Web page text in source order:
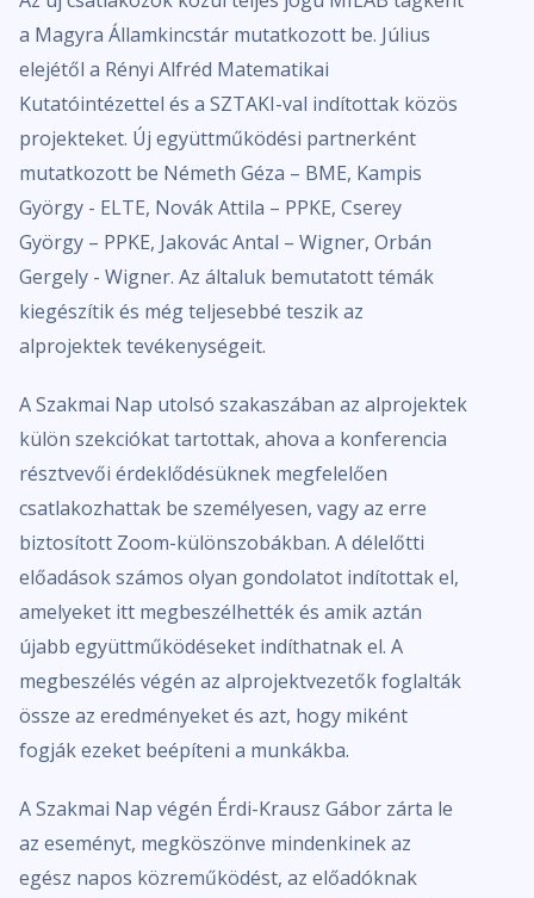
a Magyra Államkincstár mutatkozott be. Július
elejétől a Rényi Alfréd Matematikai
Kutatóintézettel és a SZTAKI-val indítottak közös
projekteket. Új együttműködési partnerként
mutatkozott be Németh Géza – BME, Kampis
György - ELTE, Novák Attila – PPKE, Cserey
György – PPKE, Jakovác Antal – Wigner, Orbán
Gergely - Wigner. Az általuk bemutatott témák
kiegészítik és még teljesebbé teszik az
alprojektek tevékenységeit.
A Szakmai Nap utolsó szakaszában az alprojektek
külön szekciókat tartottak, ahova a konferencia
résztvevői érdeklődésüknek megfelelően
csatlakozhattak be személyesen, vagy az erre
biztosított Zoom-különszobákban. A délelőtti
előadások számos olyan gondolatot indítottak el,
amelyeket itt megbeszélhették és amik aztán
újabb együttműködéseket indíthatnak el. A
megbeszélés végén az alprojektvezetők foglalták
össze az eredményeket és azt, hogy miként
fogják ezeket beépíteni a munkákba.
A Szakmai Nap végén Érdi-Krausz Gábor zárta le
az eseményt, megköszönve mindenkinek az
egész napos közreműködést, az előadóknak